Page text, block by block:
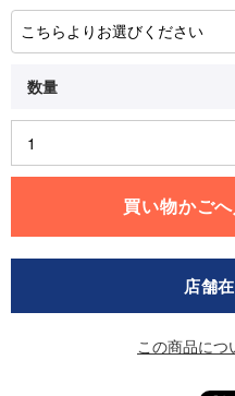
店舗
この商品につ